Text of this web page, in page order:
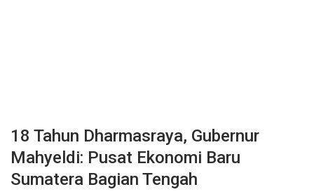
18 Tahun Dharmasraya, Gubernur
Mahyeldi: Pusat Ekonomi Baru
Sumatera Bagian Tengah